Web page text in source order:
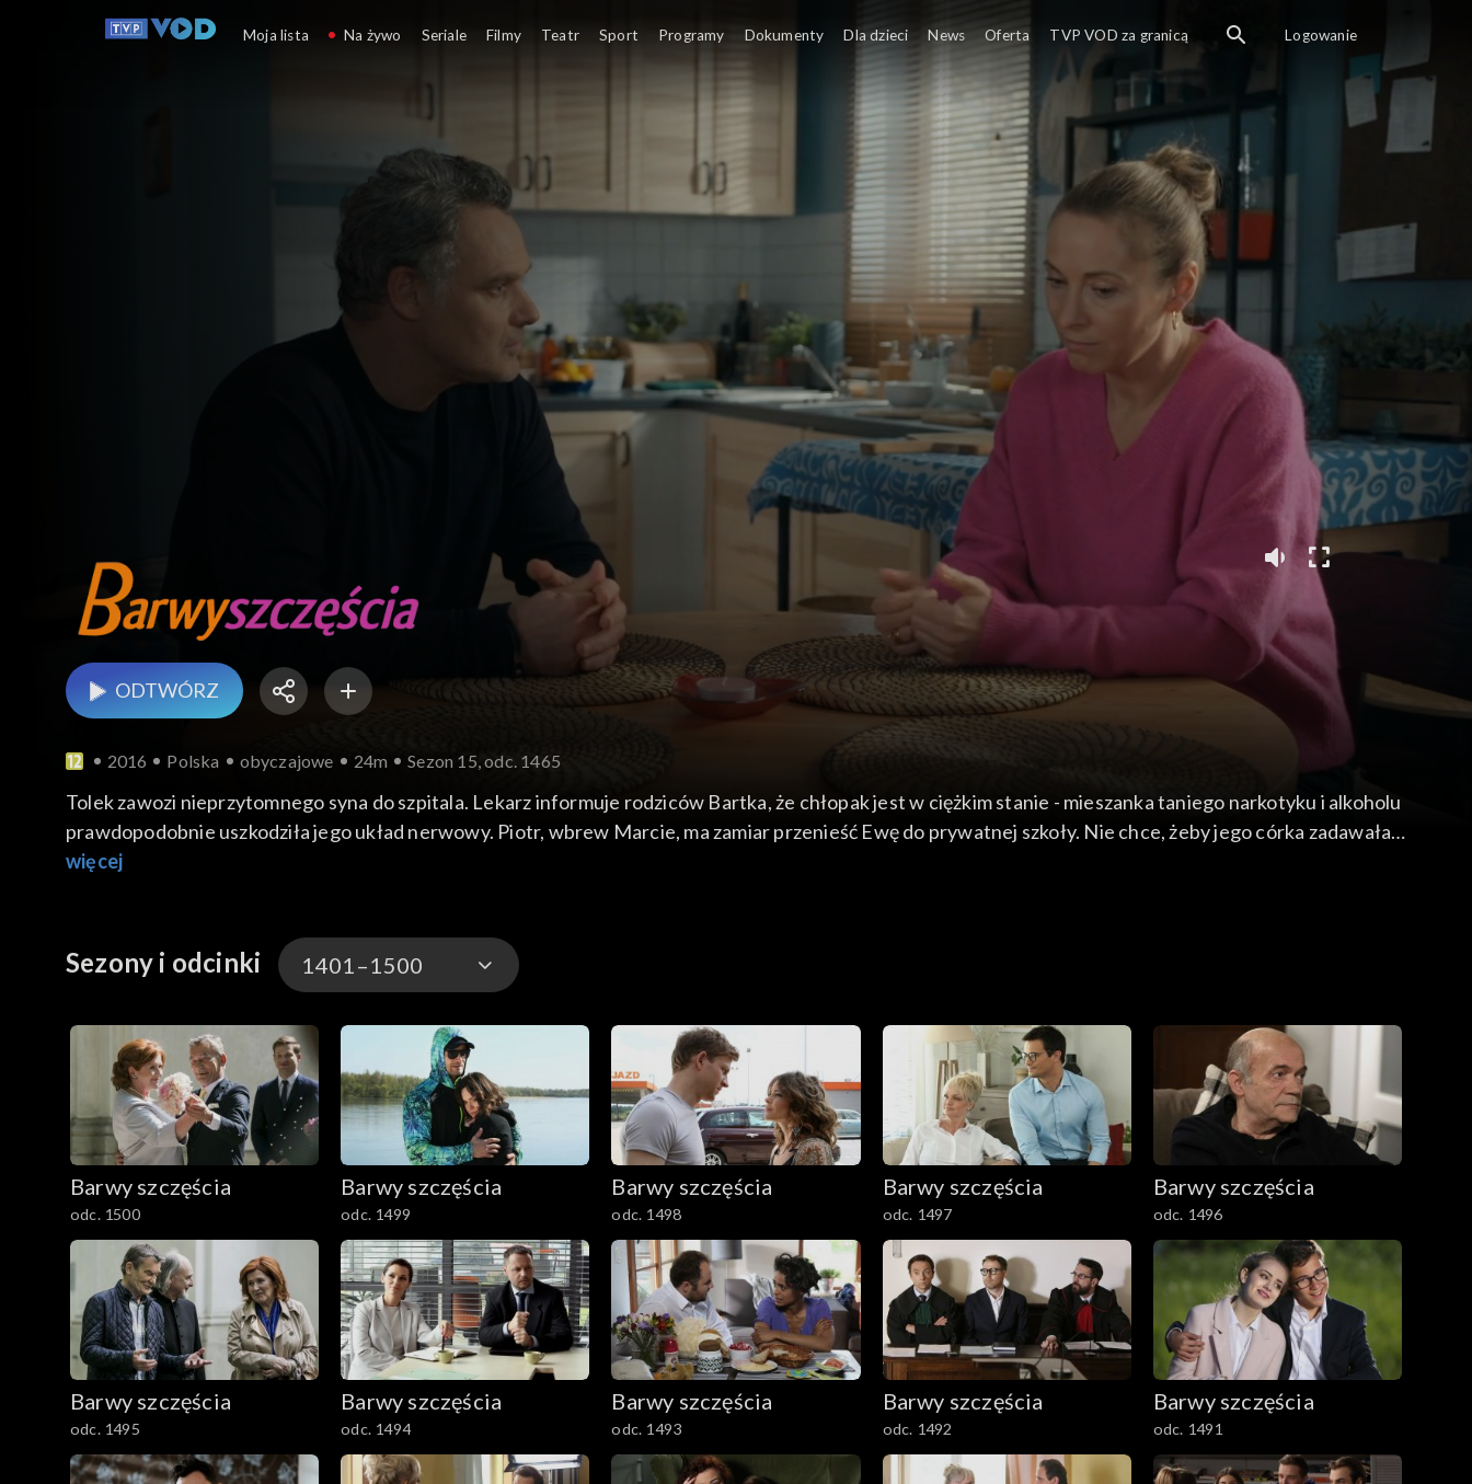
ODTWÓRZ
2016 Polska obyczajowe 24m Sezon 15, odc. 1465
Tolek zawozi nieprzytomnego syna do szpitala. Lekarz informuje rodziców Bartka, że chłopak jest w ciężkim stanie - mieszanka taniego narkotyku i alkoholu
prawdopodobnie uszkodziła jego układ nerwowy. Piotr, wbrew Marcie, ma zamiar przenieść Ewę do prywatnej szkoły. Nie chce, żeby jego córka zadawała
się z marginesem społecznym, za jaki uważa Paulinkę i jej matkę. Póki co Walawski mówi Zofii, żeby trzymały się z córką z daleka od Ewuni. Klara robi test
więcej
Sezony i odcinki 1401–1500
3301-3400
3201-3300
3101-3200
3001-3100
2901-3000
2801–2900
2701–2800
2601–2700
2501–2600
Barwy szczęścia
odc. 1500
Barwy szczęścia
odc. 1499
Barwy szczęścia
odc. 1498
Barwy szczęścia
odc. 1497
Barwy szczęścia
odc. 1496
Barwy szczęścia
odc. 1495
Barwy szczęścia
odc. 1494
Barwy szczęścia
odc. 1493
Barwy szczęścia
odc. 1492
Barwy szczęścia
odc. 1491
Moja lista Na żywo Seriale Filmy Teatr Sport Programy Dokumenty Dla dzieci News Oferta TVP VOD za granicą Logowanie